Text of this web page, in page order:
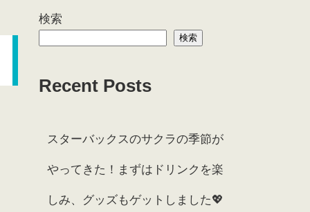
検索
検索
Recent Posts
スターバックスのサクラの季節が
やってきた！まずはドリンクを楽
しみ、グッズもゲットしました💖